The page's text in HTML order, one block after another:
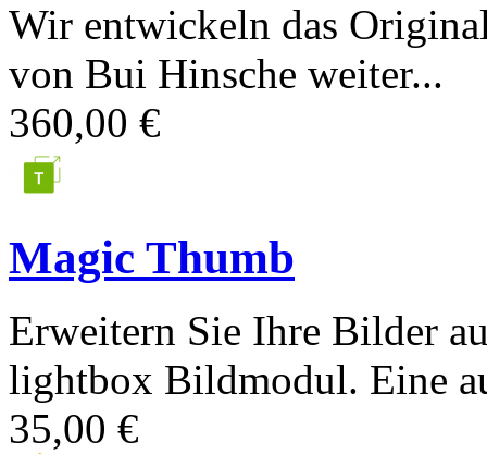
Wir entwickeln das
von Bui Hinsche weiter...
360,00 €
Magic Thumb
Erweitern Sie Ihre Bilder
lightbox Bildmodul. Eine
35,00 €